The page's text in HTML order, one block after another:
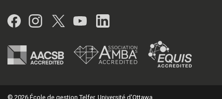
Facebook
Instagram
Twitter
YouTubeLinkedIn
© 2026 École de gestion Telfer, Université d'Ottawa